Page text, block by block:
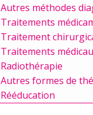
Autres méthodes
Traitements
Traitement
Traitements
Radiothérapie
Autres formes de
Rééducation